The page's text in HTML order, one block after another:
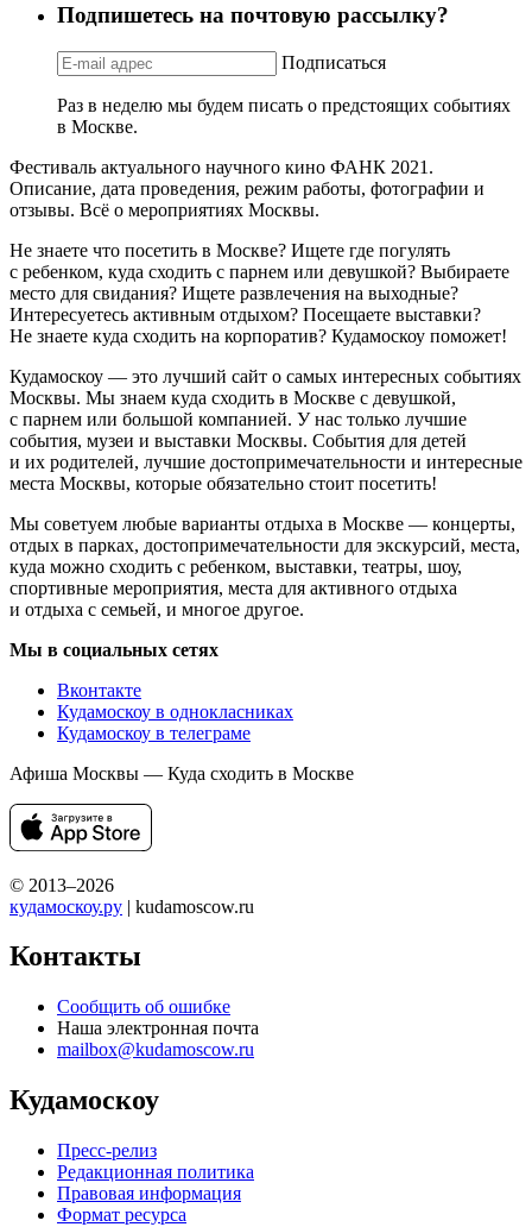
Подпишетесь на почтовую рассылку?
Подписаться
Раз в неделю мы будем писать о предстоящих событиях
в Москве.
Фестиваль актуального научного кино ФАНК 2021.
Описание, дата проведения, режим работы, фотографии и
отзывы. Всё о мероприятиях Москвы.
Не знаете что посетить в Москве? Ищете где погулять
с ребенком, куда сходить с парнем или девушкой? Выбираете
место для свидания? Ищете развлечения на выходные?
Интересуетесь активным отдыхом? Посещаете выставки?
Не знаете куда сходить на корпоратив? Кудамоскоу поможет!
Кудамоскоу — это лучший сайт о самых интересных событиях
Москвы. Мы знаем куда сходить в Москве с девушкой,
с парнем или большой компанией. У нас только лучшие
события, музеи и выставки Москвы. События для детей
и их родителей, лучшие достопримечательности и интересные
места Москвы, которые обязательно стоит посетить!
Мы советуем любые варианты отдыха в Москве — концерты,
отдых в парках, достопримечательности для экскурсий, места,
куда можно сходить с ребенком, выставки, театры, шоу,
спортивные мероприятия, места для активного отдыха
и отдыха с семьей, и многое другое.
Мы в социальных сетях
Вконтакте
Кудамоскоу в однокласниках
Кудамоскоу в телеграме
Афиша Москвы — Куда сходить в Москве
© 2013–2026
кудамоскоу.ру | kudamoscow.ru
Контакты
Сообщить об ошибке
Наша электронная почта
mailbox@kudamoscow.ru
Кудамоскоу
Пресс-релиз
Редакционная политика
Правовая информация
Формат ресурса